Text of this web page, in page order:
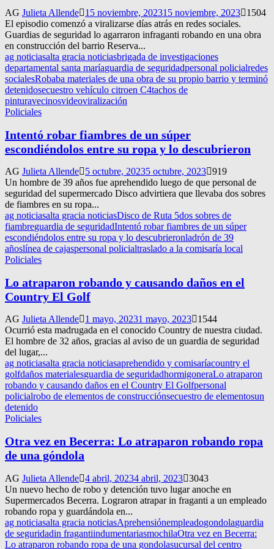
AG Julieta Allende 15 noviembre, 202315 noviembre, 2023
1504
El episodio comenzó a viralizarse días atrás en redes sociales.
Guardias de seguridad lo agarraron infraganti robando en una obra
en construcción del barrio Reserva...
ag noticiasalta gracia noticiasbrigada de investigaciones
departamental santa maríaguardia de seguridadpersonal policialredes
socialesRobaba materiales de una obra de su propio barrio y terminó
detenidosecuestro vehículo citroen C4tachos de
pinturavecinosvideoviralización
Policiales
Intentó robar fiambres de un súper
escondiéndolos entre su ropa y lo descubrieron
AG Julieta Allende 5 octubre, 20235 octubre, 2023 919
Un hombre de 39 años fue aprehendido luego de que personal de
seguridad del supermercado Disco advirtiera que llevaba dos sobres
de fiambres en su ropa...
ag noticiasalta gracia noticiasDisco de Ruta 5dos sobres de
fiambreguardia de seguridadIntentó robar fiambres de un súper
escondiéndolos entre su ropa y lo descubrieronladrón de 39
añoslínea de cajaspersonal policialtraslado a la comisaría local
Policiales
Lo atraparon robando y causando daños en el
Country El Golf
AG Julieta Allende 1 mayo, 20231 mayo, 2023
1544
Ocurrió esta madrugada en el conocido Country de nuestra ciudad.
El hombre de 32 años, gracias al aviso de un guardia de seguridad
del lugar,...
ag noticiasalta gracia noticiasaprehendido y comisaríacountry el
golfdaños materialesguardia de seguridadhormigoneraLo atraparon
robando y causando daños en el Country El Golfpersonal
policialrobo de elementos de construcciónsecuestro de elementosun
detenido
Policiales
Otra vez en Becerra: Lo atraparon robando ropa
de una góndola
AG Julieta Allende 4 abril, 20234 abril, 2023 3043
Un nuevo hecho de robo y detención tuvo lugar anoche en
Supermercados Becerra. Lograron atrapar in fraganti a un empleado
robando ropa y guardándola en...
ag noticiasalta gracia noticiasAprehensiónempleadogondolaguardia
de seguridadin fragantiindumentariasmochilaOtra vez en Becerra:
Lo atraparon robando ropa de una gondolasucursal del centro